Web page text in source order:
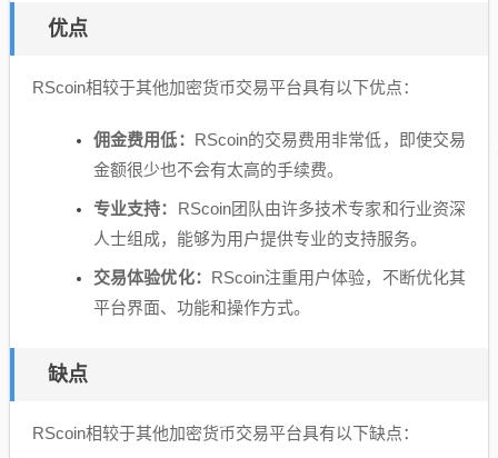
优点
RScoin相较于其他加密货币交易平台具有以下优点：
佣金费用低： RScoin的交易费用非常低，即使交易
金额很少也不会有太高的手续费。
专业支持： RScoin团队由许多技术专家和行业资深
人士组成，能够为用户提供专业的支持服务。
交易体验优化： RScoin注重用户体验，不断优化其
平台界面、功能和操作方式。
缺点
RScoin相较于其他加密货币交易平台具有以下缺点：